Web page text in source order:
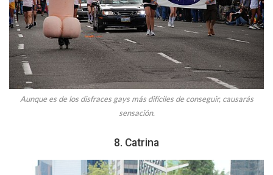
Aunque es de los disfraces gays más difíciles de conseguir, causarás
sensación.
8. Catrina